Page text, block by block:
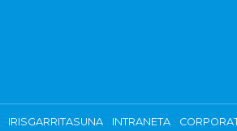
IRISGARRITASUNA INTRANETA